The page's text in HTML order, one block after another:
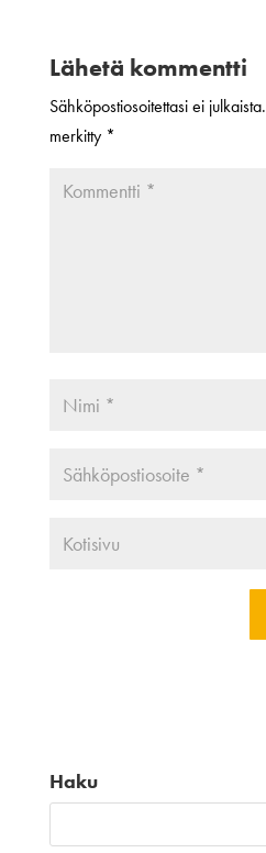
Lähetä kommentti
Sähköpostiosoitettasi ei julkaista.
merkitty *
Haku